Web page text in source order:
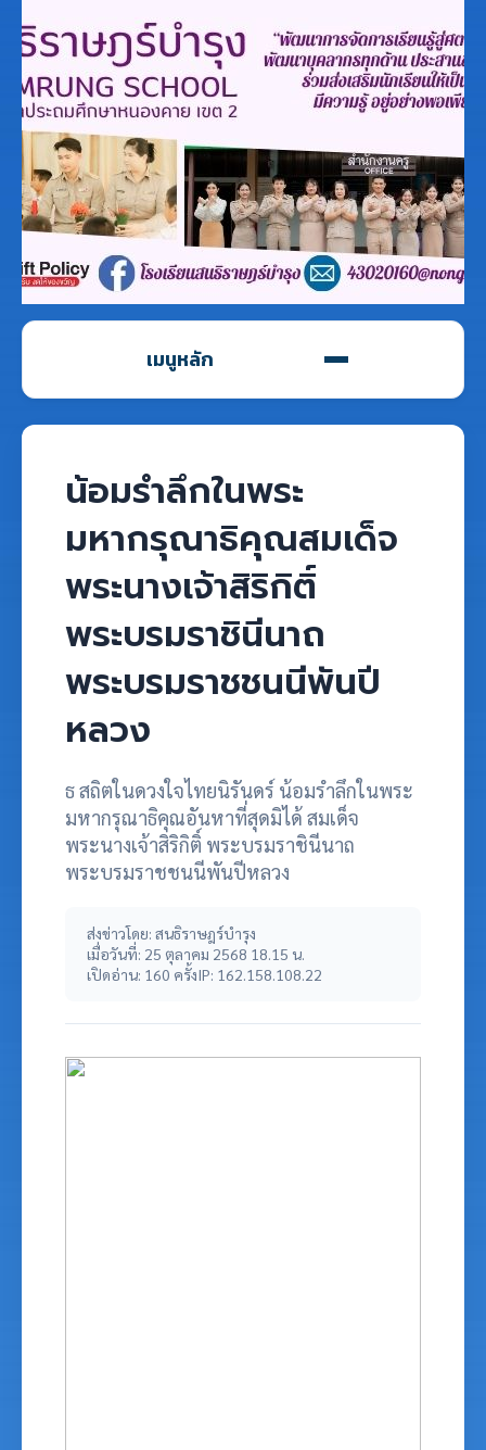
เมนูหลัก
น้อมรำลึกในพระ
มหากรุณาธิคุณสมเด็จ
พระนางเจ้าสิริกิติ์
พระบรมราชินีนาถ
พระบรมราชชนนีพันปี
หลวง
ธ สถิตในดวงใจไทยนิรันดร์ น้อมรำลึกในพระ
มหากรุณาธิคุณอันหาที่สุดมิได้ สมเด็จ
พระนางเจ้าสิริกิติ์ พระบรมราชินีนาถ
พระบรมราชชนนีพันปีหลวง
ส่งข่าวโดย: สนธิราษฎร์บำรุง
เมื่อวันที่: 25 ตุลาคม 2568 18.15 น.
เปิดอ่าน: 160 ครั้งIP: 162.158.108.22